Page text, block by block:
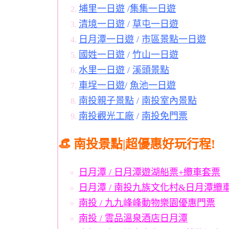
埔里一日遊 /集集一日遊
清境一日遊 / 草屯一日遊
日月潭一日遊 / 市區景點一日遊
國姓一日遊 / 竹山一日遊
水里一日遊 / 溪頭景點
車埕一日遊/ 魚池一日遊
南投親子景點 / 南投室內景點
南投觀光工廠 / 南投免門票
👒 南投景點|超優惠好玩行程!
日月潭 / 日月潭遊湖船票+纜車套票
日月潭 / 南投九族文化村&日月潭纜
南投 / 九九峰峰動物樂園優惠門票
南投 / 雲品溫泉酒店日月潭